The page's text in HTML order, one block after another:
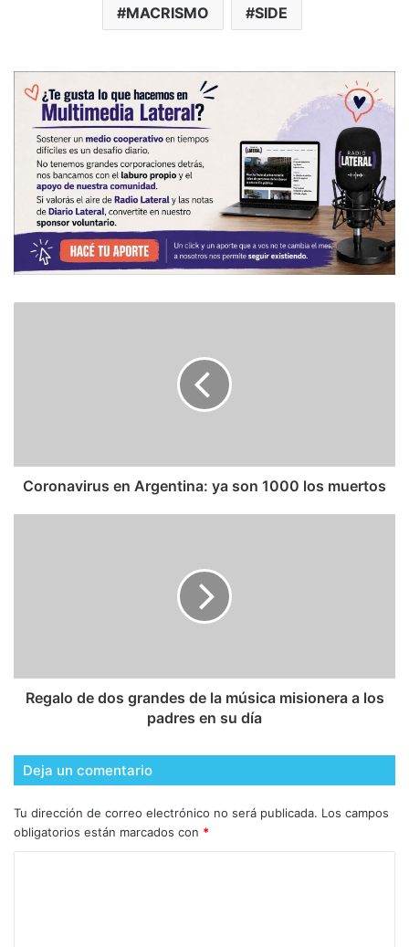
MACRISMO SIDE
Coronavirus en Argentina: ya son 1000 los muertos
Regalo de dos grandes de la música misionera a los
padres en su día
Deja un comentario
Tu dirección de correo electrónico no será publicada. Los campos
obligatorios están marcados con *